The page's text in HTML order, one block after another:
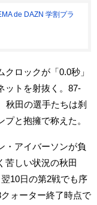
de DAZN 学割プラ
ロックが「0.0秒」
ットを射抜く。87-
田の選手たちは刹
と抱擁で称えた。
アイバーソンが負
苦しい状況の秋田
10日の第2戦でも序
ォーター終了時点で